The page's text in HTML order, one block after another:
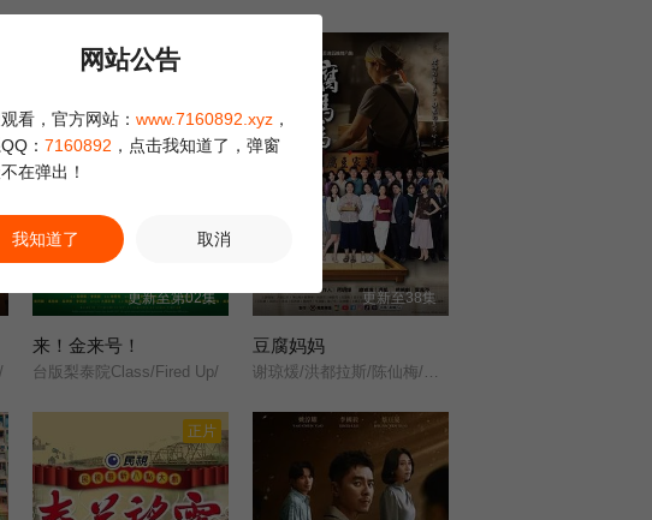
更新至第02集
来！金来号！
台版梨泰院Class/Fired Up/
更新至38集
豆腐妈妈
谢琼煖/洪都拉斯/陈仙梅/蓝苇华/苏晏霈/曾智希/曾子益/陈志强/郭忠祐/李之勤/潘奕如/范瑞君/王耿豪/吴铃山/张倩/李运庆/罗子惟/宫美乐/王晴/于浩威/马国毕/张世贤/徐千京/黄子玲/黄靖雅/李佩怡/吴政澔/黄尚禾/吴皓升/
正片
网站公告
看，官方网站： www.7160892.xyz ，
： 7160892 ，点击我知道了，弹窗
在弹出！
我知道了 取消